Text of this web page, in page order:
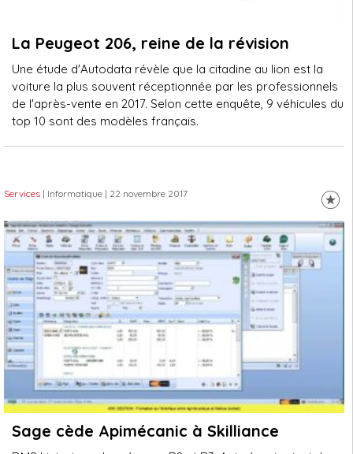
La Peugeot 206, reine de la révision
Une étude d'Autodata révèle que la citadine au lion est la
voiture la plus souvent réceptionnée par les professionnels
de l'après-vente en 2017. Selon cette enquête, 9 véhicules du
top 10 sont des modèles français.
Services | Informatique | 22 novembre 2017
Sage cède Apimécanic à Skilliance